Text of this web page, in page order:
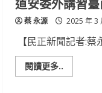
福
民
眾。
蔡 永源 2025 年 3
【民正新聞記者:
閱讀更多..
more